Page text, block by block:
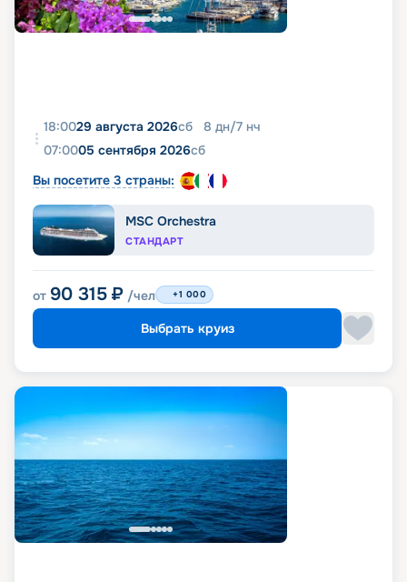
18:0029 августа 2026сб 8 дн/7 нч
07:0005 сентября 2026сб
Вы посетите 3 страны:
MSC Orchestra
СТАНДАРТ
от 90 315 ₽ /чел +1 000
Выбрать круиз